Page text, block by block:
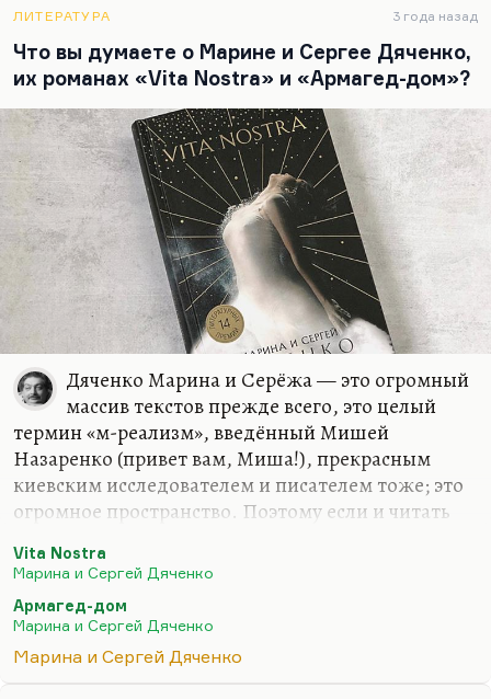
них есть замечательно точные догадки и ответы.
Просто никто ещё не придумал. Ну,
действительно никто. История иногда
подсказывает, но сформулировать это внятно, а
тем более в романе, пока ещё на моей памяти не
удавалось никому.…
ЛИТЕРАТУРА 3 года назад
Что вы думаете о Марине и Сергее Дяченко,
их романах «Vita Nostra» и «Армагед-дом»?
Дяченко Марина и Серёжа — это огромный
массив текстов прежде всего, это целый
термин «м-реализм», введённый Мишей
Назаренко (привет вам, Миша!), прекрасным
киевским исследователем и писателем тоже; это
огромное пространство. Поэтому если и читать
или о каком-то одном даже романе. «Vita Nostra»
— это вершина их литературы. И, кстати говоря,
это вершина огромной, долгой темы, целой ветки
в русской литературе, и не только
фантастической. Это такой образцовый роман-
Vita Nostra
Марина и Сергей Дяченко
Армагед-дом
Марина и Сергей Дяченко
Марина и Сергей Дяченко